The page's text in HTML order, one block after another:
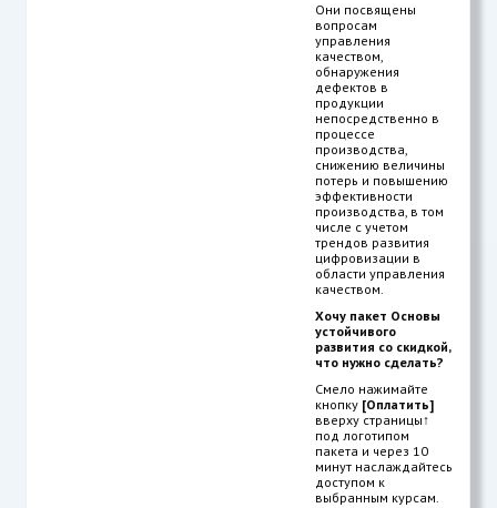
Они посвящены
вопросам
управления
качеством,
обнаружения
дефектов в
продукции
непосредственно в
процессе
производства,
снижению величины
потерь и повышению
эффективности
производства, в том
числе с учетом
трендов развития
цифровизации в
области управления
качеством.
Хочу пакет Основы
устойчивого
развития со скидкой,
что нужно сделать?
Смело нажимайте
кнопку [Оплатить]
вверху страницы↑
под логотипом
пакета и через 10
минут наслаждайтесь
доступом к
выбранным курсам.